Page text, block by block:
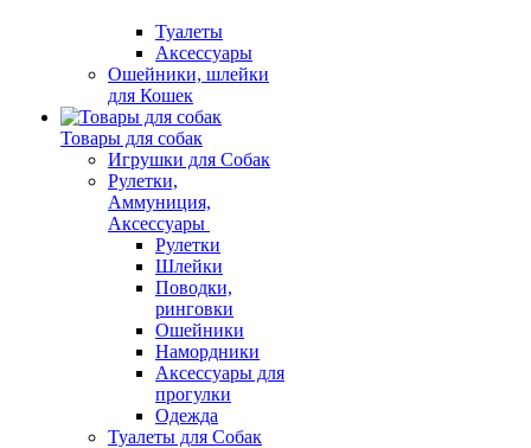
Туалеты
Аксессуары
Ошейники, шлейки
для Кошек
Товары для собак
Игрушки для Собак
Рулетки,
Аммуниция,
Аксессуары
Рулетки
Шлейки
Поводки,
ринговки
Ошейники
Намордники
Аксессуары для
прогулки
Одежда
Туалеты для Собак